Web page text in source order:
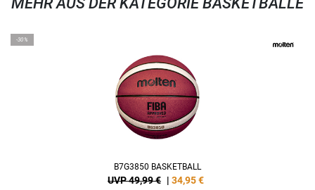
-30%
B7G3850 BASKETBALL
UVP 49,99 € | 34,95€